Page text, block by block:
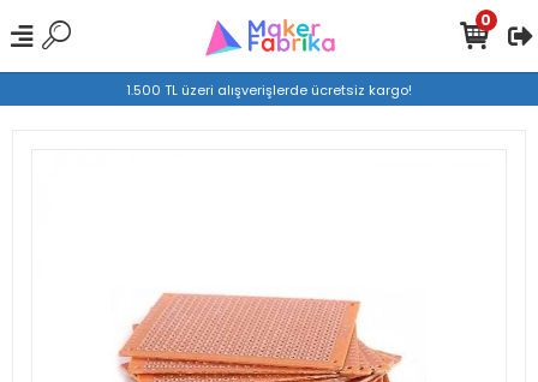
1.500 TL üzeri alışverişlerde ücretsiz kargo!
0